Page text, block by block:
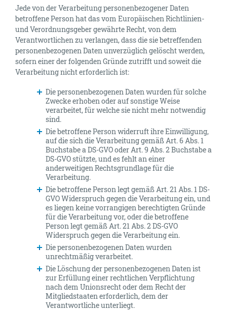
Jede von der Verarbeitung personenbezogener Daten
betroffene Person hat das vom Europäischen Richtlinien-
und Verordnungsgeber gewährte Recht, von dem
Verantwortlichen zu verlangen, dass die sie betreffenden
personenbezogenen Daten unverzüglich gelöscht werden,
sofern einer der folgenden Gründe zutrifft und soweit die
Verarbeitung nicht erforderlich ist:
Die personenbezogenen Daten wurden für solche
Zwecke erhoben oder auf sonstige Weise
verarbeitet, für welche sie nicht mehr notwendig
sind.
Die betroffene Person widerruft ihre Einwilligung,
auf die sich die Verarbeitung gemäß Art. 6 Abs. 1
Buchstabe a DS-GVO oder Art. 9 Abs. 2 Buchstabe a
DS-GVO stützte, und es fehlt an einer
anderweitigen Rechtsgrundlage für die
Verarbeitung.
Die betroffene Person legt gemäß Art. 21 Abs. 1 DS-
GVO Widerspruch gegen die Verarbeitung ein, und
es liegen keine vorrangigen berechtigten Gründe
für die Verarbeitung vor, oder die betroffene
Person legt gemäß Art. 21 Abs. 2 DS-GVO
Widerspruch gegen die Verarbeitung ein.
Die personenbezogenen Daten wurden
unrechtmäßig verarbeitet.
Die Löschung der personenbezogenen Daten ist
zur Erfüllung einer rechtlichen Verpflichtung
nach dem Unionsrecht oder dem Recht der
Mitgliedstaaten erforderlich, dem der
Verantwortliche unterliegt.